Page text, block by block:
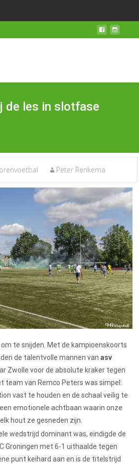
de les in slotfase
Peter Renkema
te snijden. Met de kampioenskoorts
de talentvolle mannen van asv
Zwolle voor de absolute kraker tegen
team van Remco Peters was simpel:
vast te houden en de schaal veilig te
emotionele achtbaan waarin onze
hout ze gesneden zijn.
wedstrijd dominant was, eindigde de
Groningen met 6-1 uithaalde tegen
punt keihard aan en is de titelstrijd